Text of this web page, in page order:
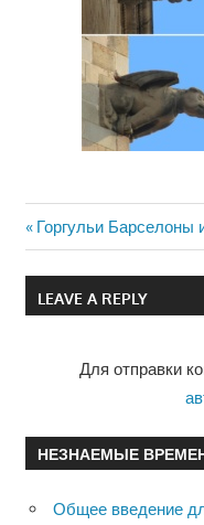
Навигация
по
Previous
Post:
Горгульи Барселоны
LEAVE A REPLY
Для отправки
НЕЗНАЕМЫЕ
Общее введение